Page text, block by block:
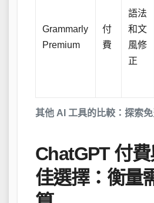
其他 AI 工具的比較：探索
Grammarly
Premium
付
費
語法
和文
風修
正
ChatGPT 付
佳選擇：衡量